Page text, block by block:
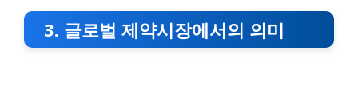
3. 글로벌 제약시장에서의 의미